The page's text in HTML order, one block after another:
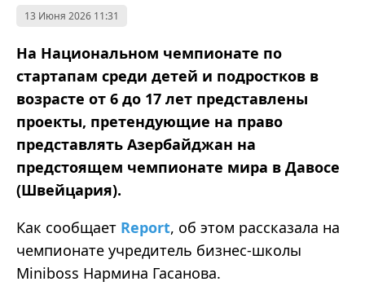
13 Июня 2026 11:31
На Национальном чемпионате по
стартапам среди детей и подростков в
возрасте от 6 до 17 лет представлены
проекты, претендующие на право
представлять Азербайджан на
предстоящем чемпионате мира в Давосе
(Швейцария).
Как сообщает Report, об этом рассказала на
чемпионате учредитель бизнес-школы
Miniboss Нармина Гасанова.